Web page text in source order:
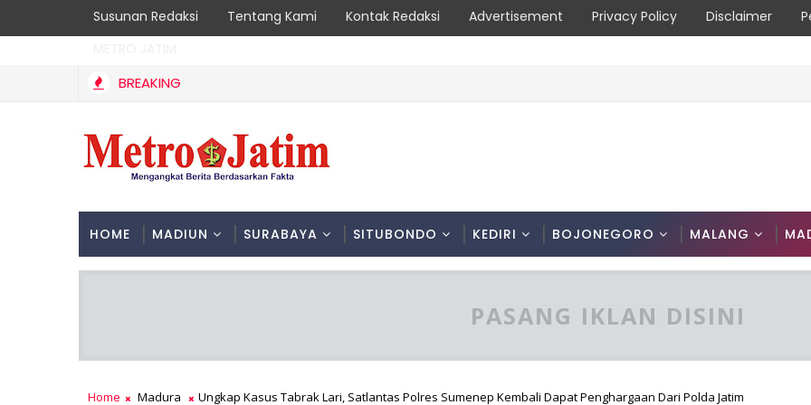
Susunan Redaksi Tentang Kami Kontak Redaksi Advertisement Privacy Policy Disclaimer
BREAKING
HOME MADIUN SURABAYA SITUBONDO KEDIRI BOJONEGORO MALANG
PASANG IKLAN DISINI
Home Madura Ungkap Kasus Tabrak Lari, Satlantas Polres Sumenep Kembali Dapat Penghargaan Dari Polda Jatim